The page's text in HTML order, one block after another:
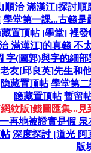
[順治 滿漢江]探討順
學堂第一課...古錢是
藏置顶帖 [學堂] 裡發
滿漢江]的真錢 不
字(圖郭)與字的細
老友[邱良英]先生和
隐藏置顶帖 學堂第二
隐藏置顶帖 暫留
紋版]錢圖匯集...
再地被證實是假
深度探討 [道光 阿
版